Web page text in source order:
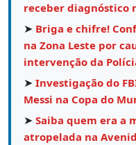
receber diagnóstico
➤ Briga e chifre!
na Zona Leste por
intervenção da
➤ Investigação do
Messi na Copa do
➤ Saiba quem era a
atropelada na